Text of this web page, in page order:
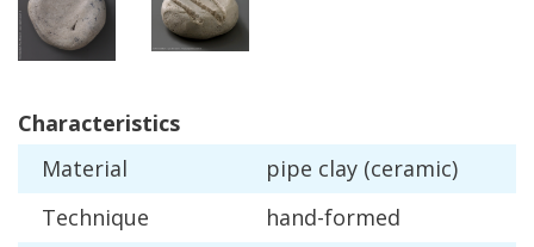
Characteristics
Material
pipe clay (ceramic)
Technique
hand-formed